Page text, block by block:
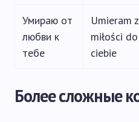
Умираю от
любви к
тебе
Umieram z
miłości do
ciebie
Более сложные